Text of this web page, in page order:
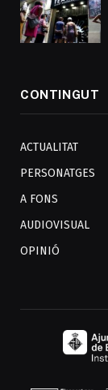
CONTINGUT
ACTUALITAT
PERSONATGES
A FONS
AUDIOVISUAL
OPINIÓ